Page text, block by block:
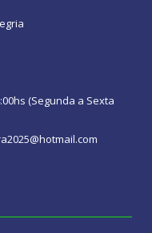
(Segunda a Sexta